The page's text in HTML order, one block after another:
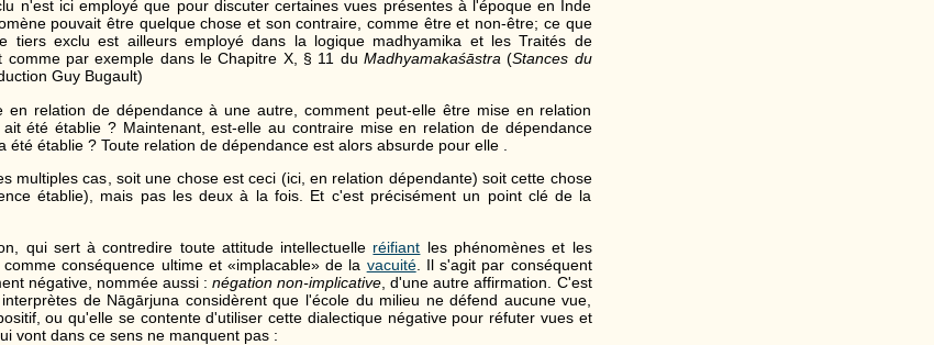
n'est ici employé que pour discuter certaines vues présentes à l'époque en Inde
pouvait être quelque chose et son contraire, comme être et non-être; ce que
tiers exclu est ailleurs employé dans la logique madhyamika et les Traités de
comme par exemple dans le Chapitre X, § 11 du Madhyamakaśāstra(Stances du
Guy Bugault)
en relation de dépendance à une autre, comment peut-elle être mise en relation
été établie ? Maintenant, est-elle au contraire mise en relation de dépendance
été établie ? Toute relation de dépendance est alors absurde pour elle .
multiples cas, soit une chose est ceci (ici, en relation dépendante) soit cette chose
établie), mais pas les deux à la fois. Et c'est précisément un point clé de la
qui sert à contredire toute attitude intellectuelle réifiant les phénomènes et les
conséquence ultime et «implacable» de la vacuité. Il s'agit par conséquent
négative, nommée aussi :négation non-implicative , d'une autre affirmation. C'est
de Nāgārjuna considèrent que l'école du milieu ne défend aucune vue,
ou qu'elle se contente d'utiliser cette dialectique négative pour réfuter vues et
vont dans ce sens ne manquent pas :